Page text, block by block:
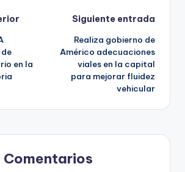
en la
Siguiente entrada
Realiza gobierno de
Américo adecuaciones
viales en la capital
para mejorar fluidez
vehicular
Comentarios